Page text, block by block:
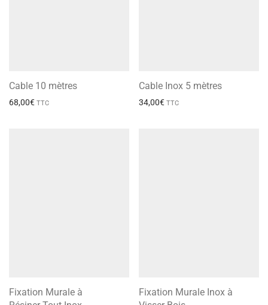
Cable 10 mètres
68,00€ TTC
Cable Inox 5 mètres
34,00€ TTC
Fixation Murale à
Fixation Murale Inox à